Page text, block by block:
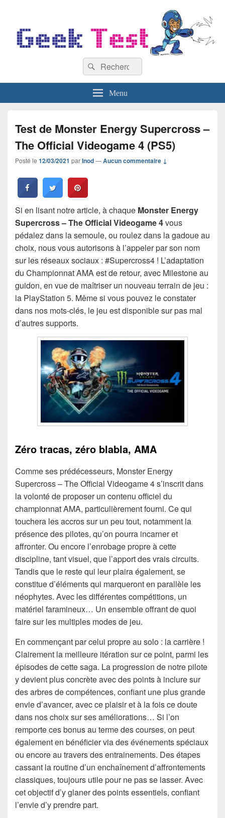
Recherche :
Rechercher
Menu
Test de Monster Energy Supercross –
The Official Videogame 4 (PS5)
Posté le 12/03/2021 parInod—Aucun commentaire ↓
Si en lisant notre article, à chaque Monster Energy
Supercross – The Official Videogame 4vous
pédalez dans la semoule, ou roulez dans la gadoue au
choix, nous vous autorisons à l’appeler par son nom
sur les réseaux sociaux : #Supercross4 ! L’adaptation
du Championnat AMA est de retour, avec Milestone au
guidon, en vue de maîtriser un nouveau terrain de jeu :
la PlayStation 5. Même si vous pouvez le constater
dans nos mots-clés, le jeu est disponible sur pas mal
d’autres supports.
Zéro tracas, zéro blabla, AMA
Comme ses prédécesseurs, Monster Energy
Supercross – The Official Videogame 4 s’inscrit dans
la volonté de proposer un contenu officiel du
championnat AMA, particulièrement fourni. Ce qui
touchera les accros sur un peu tout, notamment la
présence des pilotes, qu’on pourra incarner et
affronter. Ou encore l’enrobage propre à cette
discipline, tant visuel, que l’apport des vrais circuits.
Tandis que le reste qui leur plaira également, se
constitue d’éléments qui marqueront en parallèle les
néophytes. Avec les différentes compétitions, un
matériel faramineux… Un ensemble offrant de quoi
faire sur les multiples modes de jeu.
En commençant par celui propre au solo : la carrière !
Clairement la meilleure itération sur ce point, parmi les
épisodes de cette saga. La progression de notre pilote
y devient plus concrète avec des points à inclure sur
des arbres de compétences, confiant une plus grande
envie d’avancer, avec ce plaisir et à la fois ce doute
dans nos choix sur ses améliorations… Si l’on
remporte ces bonus au terme des courses, on peut
également en bénéficier via des événements spéciaux
ou encore au travers des entrainements. Des étapes
cassant la routine d’un enchaînement d’affrontements
classiques, toujours utile pour ne pas se lasser. Avec
cet objectif d’y glaner des points essentiels, confiant
l’envie d’y prendre part.